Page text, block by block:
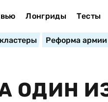
Лонгриды Тесты
Реформа армии
ОДИН